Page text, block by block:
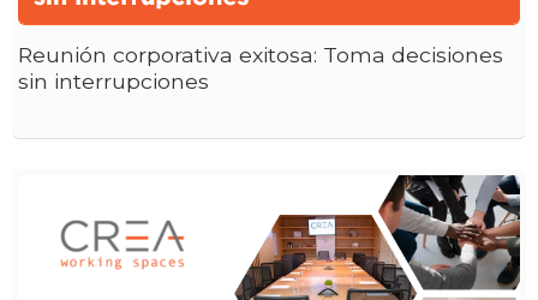
Reunión corporativa exitosa: Toma decisiones
sin interrupciones